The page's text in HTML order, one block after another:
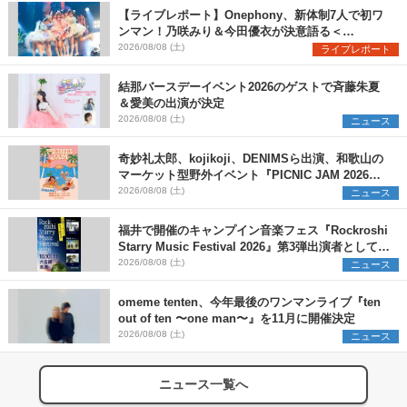
【ライブレポート】Onephony、新体制7人で初ワ
ンマン！乃咲みり＆今田優衣が決意語る＜
Onephony新体制1st Oneman Live はじまりの夏
＞
2026/08/08 (土) ライブレポート
結那バースデーイベント2026のゲストで斉藤朱夏
＆愛美の出演が決定
2026/08/08 (土) ニュース
奇妙礼太郎、kojikoji、DENIMSら出演、和歌山の
マーケット型野外イベント『PICNIC JAM 2026』
早割チケット発売開始
2026/08/08 (土) ニュース
福井で開催のキャンプイン音楽フェス『Rockroshi
Starry Music Festival 2026』第3弾出演者として
SCOOBIE DO、かりゆし58、Reiを発表
2026/08/08 (土) ニュース
omeme tenten、今年最後のワンマンライブ『ten
out of ten 〜one man〜』を11月に開催決定
2026/08/08 (土) ニュース
ニュース一覧へ